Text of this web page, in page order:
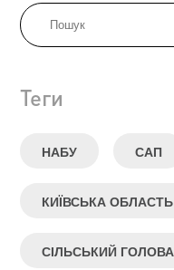
Теги
НАБУ САП
КИЇВСЬКА ОБЛАСТЬ
СІЛЬСЬКИЙ ГОЛОВА